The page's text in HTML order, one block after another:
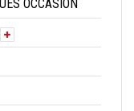
OCCASION